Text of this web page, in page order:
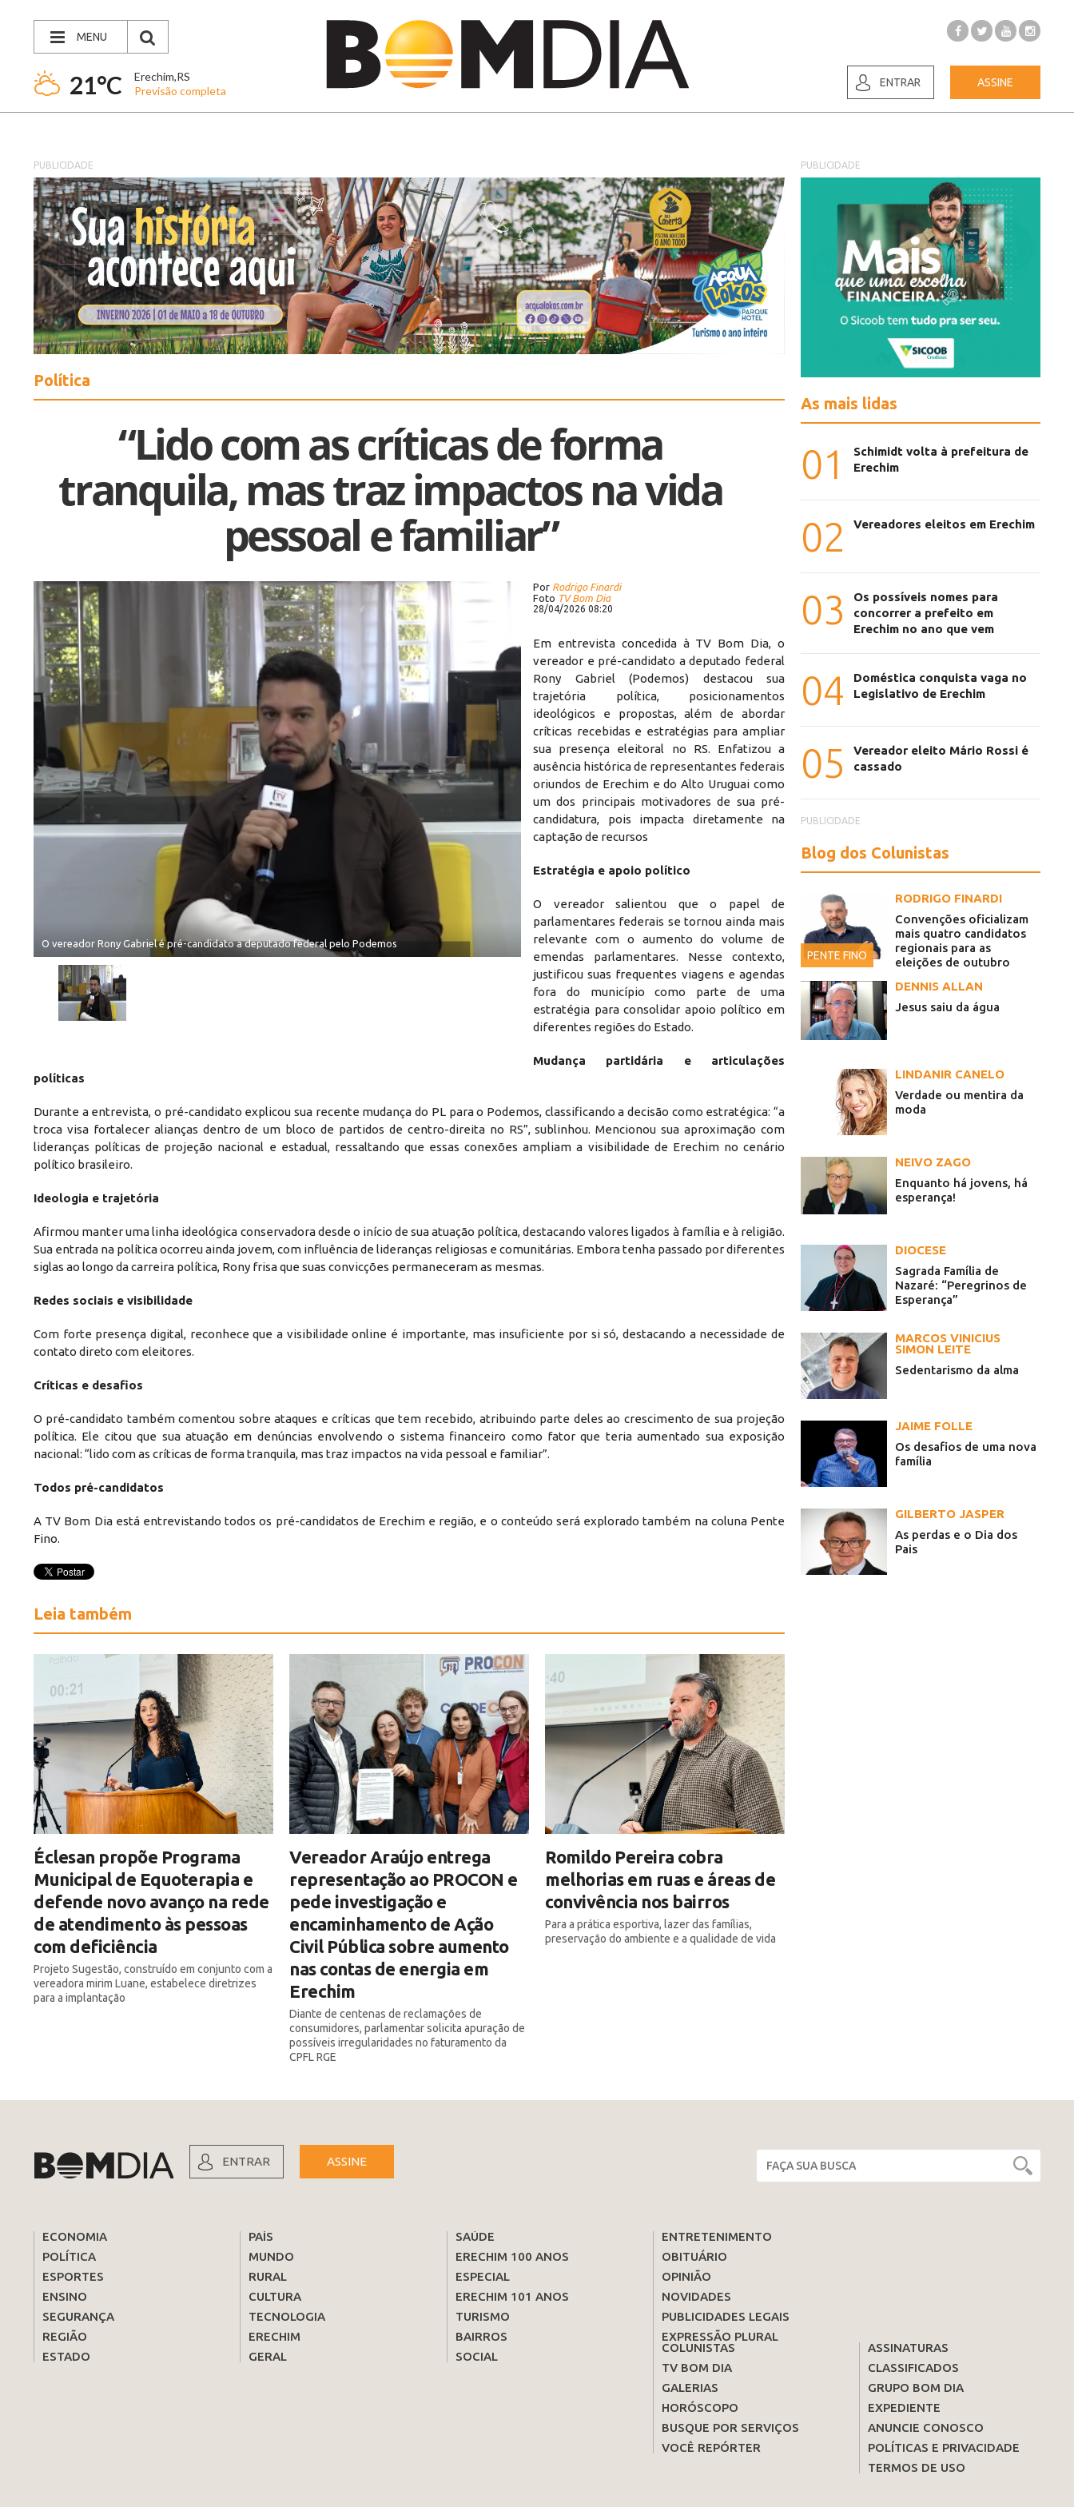
MENU
21°C
Erechim,RS
Previsão completa
ENTRAR ASSINE
PUBLICIDADE
Política
“Lido com as críticas de forma
tranquila, mas traz impactos na vida
pessoal e familiar”
O vereador Rony Gabriel é pré-candidato a deputado federal pelo Podemos
Por Rodrigo Finardi
Foto TV Bom Dia
28/04/2026 08:20
Em entrevista concedida à TV Bom Dia, o
vereador e pré-candidato a deputado federal
Rony Gabriel (Podemos) destacou sua
trajetória política, posicionamentos
ideológicos e propostas, além de abordar
críticas recebidas e estratégias para ampliar
sua presença eleitoral no RS. Enfatizou a
ausência histórica de representantes federais
oriundos de Erechim e do Alto Uruguai como
um dos principais motivadores de sua pré-
candidatura, pois impacta diretamente na
captação de recursos
Estratégia e apoio político
O vereador salientou que o papel de
parlamentares federais se tornou ainda mais
relevante com o aumento do volume de
emendas parlamentares. Nesse contexto,
justificou suas frequentes viagens e agendas
fora do município como parte de uma
estratégia para consolidar apoio político em
diferentes regiões do Estado.
Mudança partidária e articulações
políticas
Durante a entrevista, o pré-candidato explicou sua recente mudança do PL para o Podemos, classificando a decisão como estratégica: “a
troca visa fortalecer alianças dentro de um bloco de partidos de centro-direita no RS”, sublinhou. Mencionou sua aproximação com
lideranças políticas de projeção nacional e estadual, ressaltando que essas conexões ampliam a visibilidade de Erechim no cenário
político brasileiro.
Ideologia e trajetória
Afirmou manter uma linha ideológica conservadora desde o início de sua atuação política, destacando valores ligados à família e à religião.
Sua entrada na política ocorreu ainda jovem, com influência de lideranças religiosas e comunitárias. Embora tenha passado por diferentes
siglas ao longo da carreira política, Rony frisa que suas convicções permaneceram as mesmas.
Redes sociais e visibilidade
Com forte presença digital, reconhece que a visibilidade online é importante, mas insuficiente por si só, destacando a necessidade de
contato direto com eleitores.
Críticas e desafios
O pré-candidato também comentou sobre ataques e críticas que tem recebido, atribuindo parte deles ao crescimento de sua projeção
política. Ele citou que sua atuação em denúncias envolvendo o sistema financeiro como fator que teria aumentado sua exposição
nacional: “lido com as críticas de forma tranquila, mas traz impactos na vida pessoal e familiar”.
Todos pré-candidatos
A TV Bom Dia está entrevistando todos os pré-candidatos de Erechim e região, e o conteúdo será explorado também na coluna Pente
Fino.
Leia também
Éclesan propõe Programa
Municipal de Equoterapia e
defende novo avanço na rede
de atendimento às pessoas
com deficiência
Projeto Sugestão, construído em conjunto com a
vereadora mirim Luane, estabelece diretrizes
para a implantação
Vereador Araújo entrega
representação ao PROCON e
pede investigação e
encaminhamento de Ação
Civil Pública sobre aumento
nas contas de energia em
Erechim
Diante de centenas de reclamações de
consumidores, parlamentar solicita apuração de
possíveis irregularidades no faturamento da
CPFL RGE
Romildo Pereira cobra
melhorias em ruas e áreas de
convivência nos bairros
Para a prática esportiva, lazer das famílias,
preservação do ambiente e a qualidade de vida
PUBLICIDADE
As mais lidas
01
Schimidt volta à prefeitura de
Erechim
02 Vereadores eleitos em Erechim
03
Os possíveis nomes para
concorrer a prefeito em
Erechim no ano que vem
04
Doméstica conquista vaga no
Legislativo de Erechim
05
Vereador eleito Mário Rossi é
cassado
PUBLICIDADE
Blog dos Colunistas
PENTE FINO
RODRIGO FINARDI
Convenções oficializam
mais quatro candidatos
regionais para as
eleições de outubro
DENNIS ALLAN
Jesus saiu da água
LINDANIR CANELO
Verdade ou mentira da
moda
NEIVO ZAGO
Enquanto há jovens, há
esperança!
DIOCESE
Sagrada Família de
Nazaré: “Peregrinos de
Esperança”
MARCOS VINICIUS
SIMON LEITE
Sedentarismo da alma
JAIME FOLLE
Os desafios de uma nova
família
GILBERTO JASPER
As perdas e o Dia dos
Pais
ENTRAR ASSINE
ECONOMIA
POLÍTICA
ESPORTES
ENSINO
SEGURANÇA
REGIÃO
ESTADO
PAÍS
MUNDO
RURAL
CULTURA
TECNOLOGIA
ERECHIM
GERAL
SAÚDE
ERECHIM 100 ANOS
ESPECIAL
ERECHIM 101 ANOS
TURISMO
BAIRROS
SOCIAL
ENTRETENIMENTO
OBITUÁRIO
OPINIÃO
NOVIDADES
PUBLICIDADES LEGAIS
EXPRESSÃO PLURAL
COLUNISTAS
TV BOM DIA
GALERIAS
HORÓSCOPO
BUSQUE POR SERVIÇOS
VOCÊ REPÓRTER
ASSINATURAS
CLASSIFICADOS
GRUPO BOM DIA
EXPEDIENTE
ANUNCIE CONOSCO
POLÍTICAS E PRIVACIDADE
TERMOS DE USO